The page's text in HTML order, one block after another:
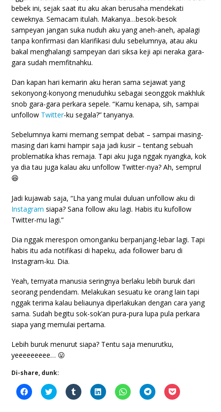
bebek ini, sejak saat itu aku akan berusaha mendekati
ceweknya. Semacam itulah. Makanya…besok-besok
sampeyan jangan suka nuduh aku yang aneh-aneh, apalagi
tanpa konfirmasi dan klarifikasi dulu sebelumnya, atau aku
bakal menghalangi sampeyan dari siksa keji api neraka gara-
gara sudah memfitnahku.
Dan kapan hari kemarin aku heran sama sejawat yang
sekonyong-konyong menuduhku sebagai seonggok makhluk
snob gara-gara perkara sepele. “Kamu kenapa, sih, sampai
unfollow Twitter-ku segala?” tanyanya.
Sebelumnya kami memang sempat debat – sampai masing-
masing dari kami hampir saja jadi kusir – tentang sebuah
problematika khas remaja. Tapi aku juga nggak nyangka, kok
ya dia tau juga kalau aku unfollow Twitter-nya? Ah, semprul
😆
Jadi kujawab saja, “Lha yang mulai duluan unfollow aku di
Instagram siapa? Sana follow aku lagi. Habis itu kufollow
Twitter-mu lagi.”
Dia nggak merespon omonganku berpanjang-lebar lagi. Tapi
habis itu ada notifikasi di hapeku, ada follower baru di
Instagram-ku. Dia.
Yeah, ternyata manusia seringnya berlaku lebih buruk dari
seorang pendendam. Melakukan sesuatu ke orang lain tapi
nggak terima kalau beliaunya diperlakukan dengan cara yang
sama. Sudah begitu sok-sok’an pura-pura lupa pula perkara
siapa yang memulai pertama.
Lebih buruk menurut siapa? Tentu saja menurutku,
yeeeeeeeee… 😛
Di-share, dunk:
Click
to
Click
to
Click
to
Click
to
Click
to
Click
to
Click
to